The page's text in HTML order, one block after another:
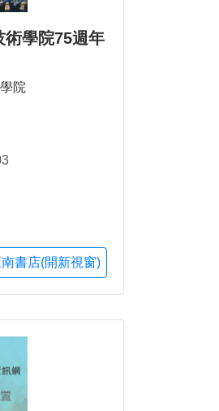
術學院75週年
院
南書店(開新視窗)